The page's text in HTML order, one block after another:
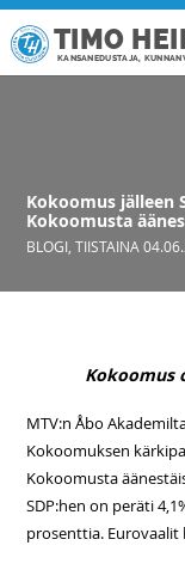
TIMO
KANSANEDUSTAJA,
Kokoomus jälleen
Kokoomusta
BLOGI ,TIISTAINA
Kokoomus
MTV:n Åbo
Kokoomuksen
Kokoomusta
SDP:hen on peräti
prosenttia.